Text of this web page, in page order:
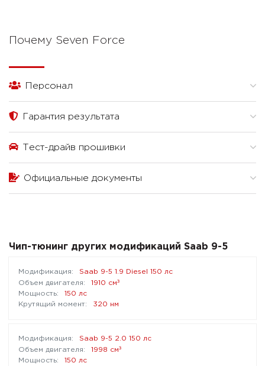
Почему Seven Force
Персонал
Гарантия результата
Тест-драйв прошивки
Официальные документы
Чип-тюнинг других модификаций Saab 9-5
Saab 9-5 1.9 Diesel 150 лс
1910 см³
150 лс
320 нм
Saab 9-5 2.0 150 лс
1998 см³
150 лс